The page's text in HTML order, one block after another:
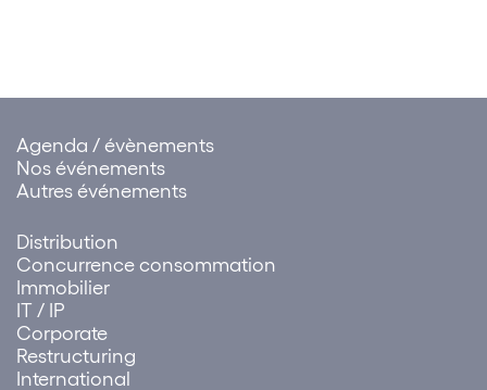
Agenda / évènements
Nos événements
Autres événements
Distribution
Concurrence consommation
Immobilier
IT / IP
Corporate
Restructuring
International